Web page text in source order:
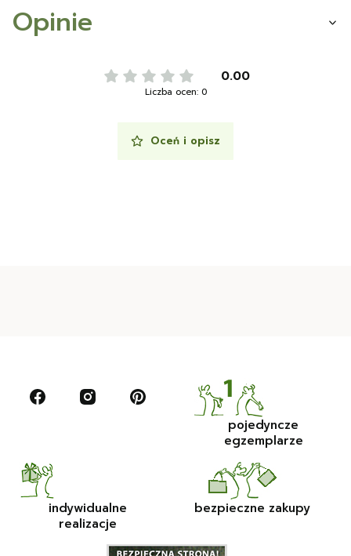
Opinie
0.00
Liczba ocen: 0
Oceń i opisz
pojedyncze
egzemplarze
indywidualne
realizacje
bezpieczne zakupy